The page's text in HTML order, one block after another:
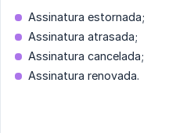
Assinatura estornada;
Assinatura atrasada;
Assinatura cancelada;
Assinatura renovada.